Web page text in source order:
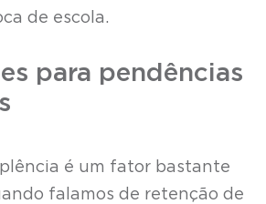
de escola.
para pendências
é um fator bastante
falamos de retenção de